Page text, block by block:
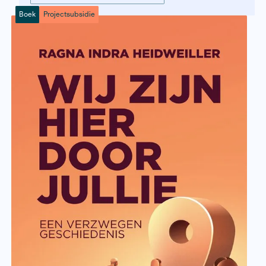
Bijou van der Borst, Sofyan El Bouchtili en Michelle
Trouwe, de Groene Amsterdammer, Argos
Nederlandse onderzoekers
experimenteerden met
leugendetector voor
Europa wil strengere grenscontroles en
experimenteert al jaren met hoe reizigers